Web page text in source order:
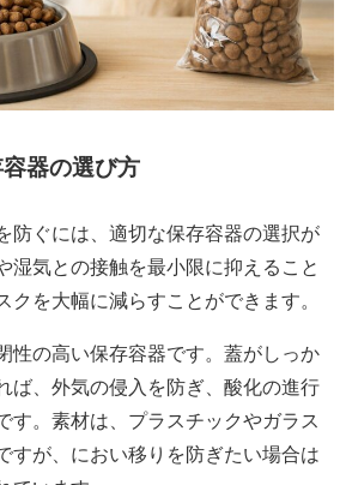
器の選び方
防ぐには、適切な保存容器の選択が
湿気との接触を最小限に抑えること
クを大幅に減らすことができます。
性の高い保存容器です。蓋がしっか
ば、外気の侵入を防ぎ、酸化の進行
す。素材は、プラスチックやガラス
すが、におい移りを防ぎたい場合は